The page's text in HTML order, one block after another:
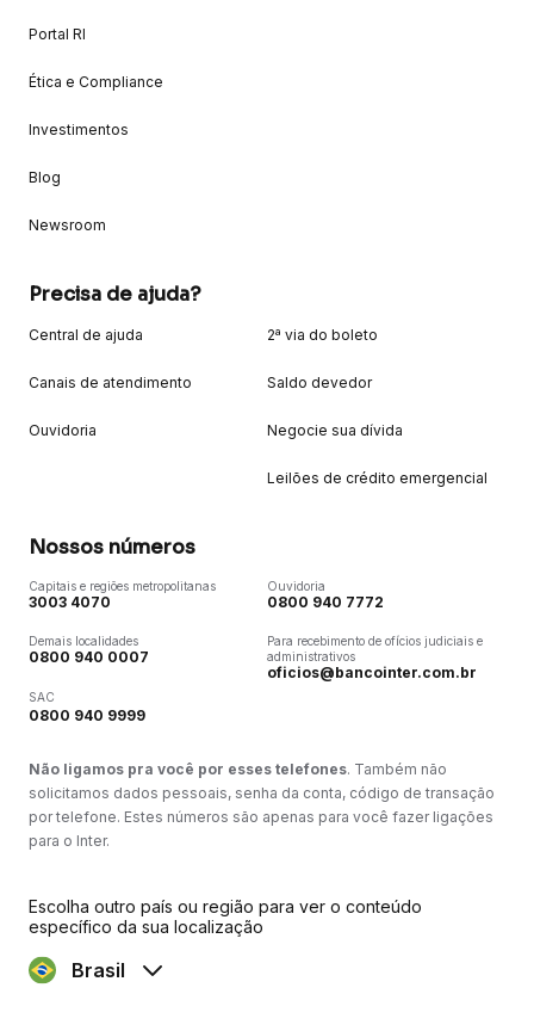
Portal RI
Ética e Compliance
Investimentos
Blog
Newsroom
Precisa de ajuda?
Central de ajuda
Canais de atendimento
Ouvidoria
2ª via do boleto
Saldo devedor
Negocie sua dívida
Leilões de crédito emergencial
Nossos números
Capitais e regiões metropolitanas
3003 4070
Demais localidades
0800 940 0007
SAC
0800 940 9999
Ouvidoria
0800 940 7772
Para recebimento de ofícios judiciais e
administrativos
oficios@bancointer.com.br
Não ligamos pra você por esses telefones. Também não
solicitamos dados pessoais, senha da conta, código de transação
por telefone. Estes números são apenas para você fazer ligações
para o Inter.
Escolha outro país ou região para ver o conteúdo
específico da sua localização
Brasil